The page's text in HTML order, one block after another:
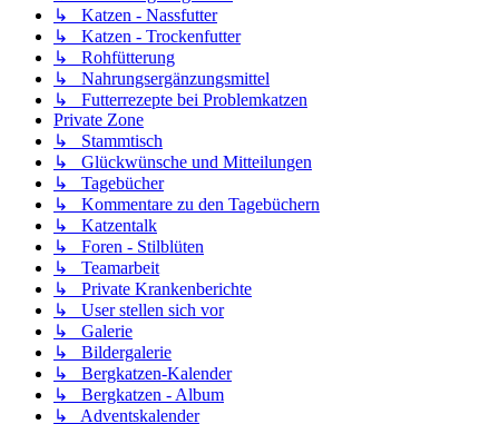
↳ Katzen - Nassfutter
↳ Katzen - Trockenfutter
↳ Rohfütterung
↳ Nahrungsergänzungsmittel
↳ Futterrezepte bei Problemkatzen
Private Zone
↳ Stammtisch
↳ Glückwünsche und Mitteilungen
↳ Tagebücher
↳ Kommentare zu den Tagebüchern
↳ Katzentalk
↳ Foren - Stilblüten
↳ Teamarbeit
↳ Private Krankenberichte
↳ User stellen sich vor
↳ Galerie
↳ Bildergalerie
↳ Bergkatzen-Kalender
↳ Bergkatzen - Album
↳ Adventskalender